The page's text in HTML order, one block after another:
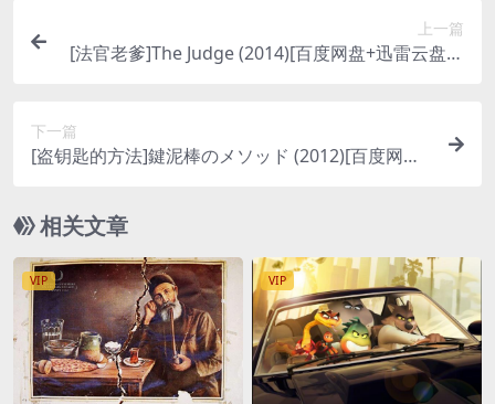
上一篇
[法官老爹]The Judge (2014)[百度网盘+迅雷云盘资
下一篇
[盗钥匙的方法]鍵泥棒のメソッド (2012)[百度网盘
中字]
相关文章
VIP VIP